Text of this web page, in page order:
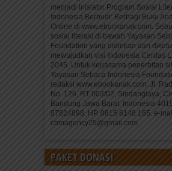
menjadi inisiator Program Sosial
Indonesia Berbudi: Berbagi Buku
Online di www.ebookanak.com.
sosial literasi di bawah Yayasan
Foundation yang didirikan dan
mewujudkan visi Indonesia Cerdas
2045. Untuk kerjasama penerbitan
Yayasan Sebaca Indonesia
redaksi www.ebookanak.com: Jl.
No. 126, RT 003/02, Sindanglaya,
Bandung Jawa Barat, Indonesia
87824898, HP. 0815 6148 165. e-
cbmagency25@gmail.com
PAKET DONASI